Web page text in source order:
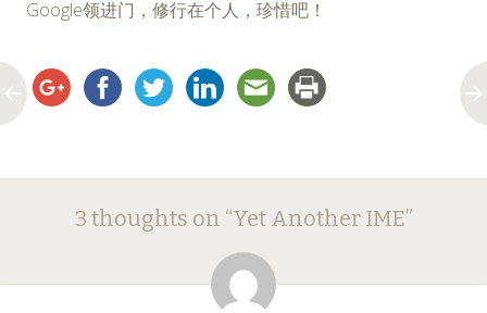
Google领进门，修行在个人，珍惜吧！
Post
navigation
3 thoughts on “Yet Another IME”